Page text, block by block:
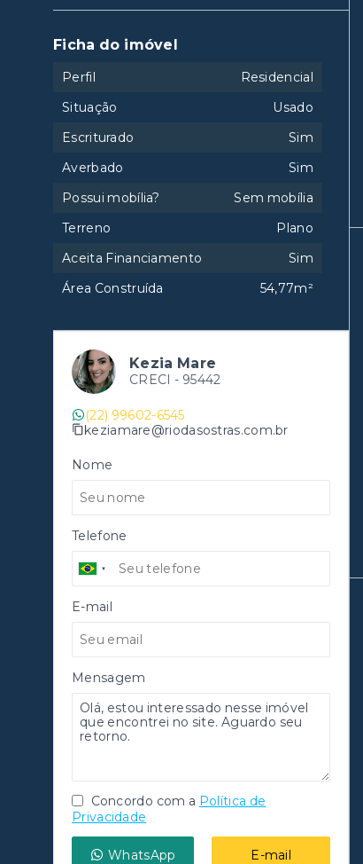
Ficha do imóvel
Perfil
Residencial
Situação
Usado
Escriturado
Sim
Averbado
Sim
Possui mobília?
Sem mobília
Terreno
Plano
Aceita Financiamento
Sim
Área Construída
54,77m²
Kezia Mare
CRECI - 95442
(22) 99602-6545
keziamare@riodasostras.com.br
Nome
Telefone
E-mail
Mensagem
Concordo com a Política de
Privacidade
WhatsApp E-mail